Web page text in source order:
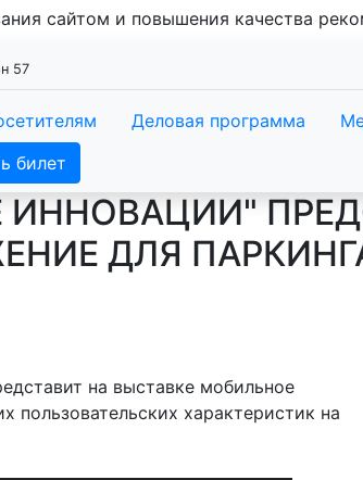
сайтом и повышения качества
57
Деловая программа
билет
ДЛЯ
на выставке мобильное
пользовательских характеристик на